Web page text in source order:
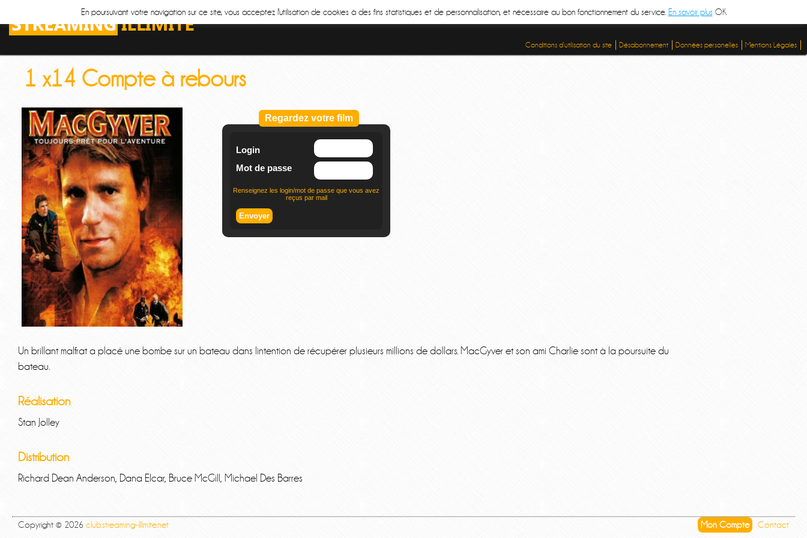
Conditions d’utilisation du site Désabonnement Données personelles Mentions Légales
1 x14 Compte à rebours
Un brillant malfrat a placé une bombe sur un bateau dans lintention de récupérer plusieurs millions de dollars. MacGyver et son ami Charlie sont à la poursuite du
bateau.
Réalisation
Stan Jolley
Distribution
Richard Dean Anderson, Dana Elcar, Bruce McGill, Michael Des Barres
Mon Compte Contact
Copyright © 2026 club.streaming-illimite.net
En poursuivant votre navigation sur ce site, vous acceptez l'utilisation de cookies à des fins statistiques et de personnalisation, et nécessaire au bon fonctionnement du service. En savoir plus OK